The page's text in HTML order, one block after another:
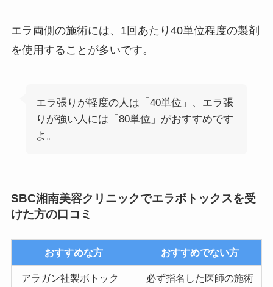
エラ両側の施術には、1回あたり40単位程度の製剤
を使用することが多いです。
エラ張りが軽度の人は「40単位」、エラ張
りが強い人には「80単位」がおすすめです
よ。
SBC湘南美容クリニックでエラボトックスを受
けた方の口コミ
おすすめな方 おすすめでない方
アラガン社製ボトック
必ず指名した医師の施術